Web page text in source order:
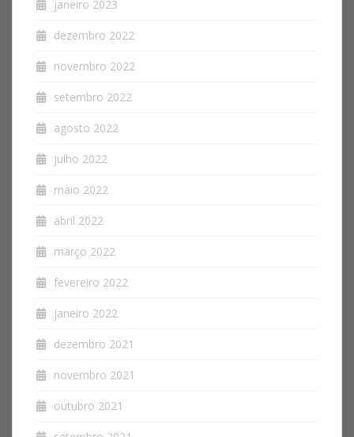
janeiro 2023
dezembro 2022
novembro 2022
setembro 2022
agosto 2022
julho 2022
maio 2022
abril 2022
março 2022
fevereiro 2022
janeiro 2022
dezembro 2021
novembro 2021
outubro 2021